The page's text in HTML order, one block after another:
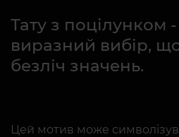
Тату з поцілунком
виразний вибір,
безліч значень.
Цей мотив може